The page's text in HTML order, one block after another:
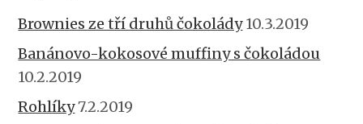
Brownies ze tří druhů čokolády10.3.2019
Banánovo-kokosové muffiny s čokoládou
10.2.2019
Rohlíky7.2.2019